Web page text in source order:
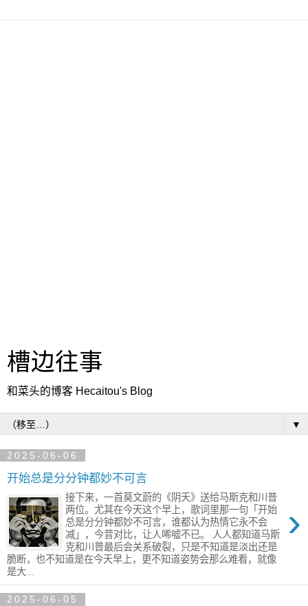
槽边往事
和菜头的博客 Hecaitou's Blog
▼
2025-06-06
开始总是分分钟都妙不可言
›
接下来，一首莫文蔚的《阴天》送给马斯克和川普
两位。尤其在今天这个早上，歌词里那一句「开始
总是分分钟都妙不可言，谁都认为热情它永不会
减」，今昔对比，让人唏嘘不已。 人人都知道马斯
克和川普最后会关系破裂，只是不知道是淡出还是
脆断，也不知道是在今天早上，更不知道姿势会那么难看，就像
是大...
2025-06-05